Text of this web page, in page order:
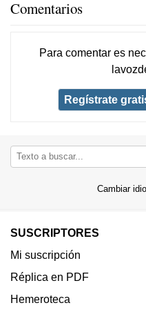
Comentarios
Para comentar es
Regístrate
Cambiar
SUSCRIPTORES
Mi suscripción
Réplica en PDF
Hemeroteca